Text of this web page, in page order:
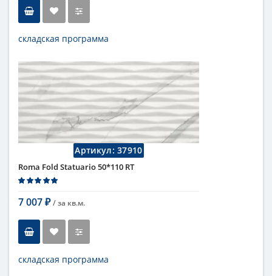
складская программа
Длина
110 см
Высота
50 см
Цвет
темный,коричневый
Страна
Италия
Поверхность
матовая
Коллекция
Fap Ceramiche
Артикул:37910
Roma Fold Statuario 50*110 RT
7 007 ₽ / за кв.м.
складская программа